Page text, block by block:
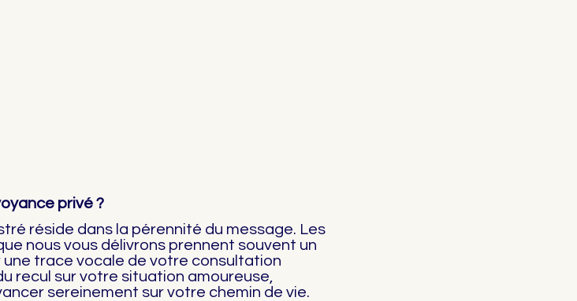
privé ?
réside dans la pérennité du message. Les
nous vous délivrons prennent souvent un
une trace vocale de votre consultation
recul sur votre situation amoureuse,
sereinement sur votre chemin de vie.